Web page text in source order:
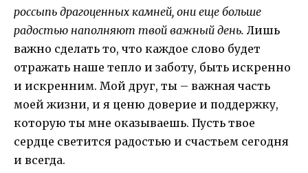
россыпь драгоценных камней, они еще больше
радостью наполняют твой важный день. Лишь
важно сделать то, что каждое слово будет
отражать наше тепло и заботу, быть искренно
и искренним. Мой друг, ты – важная часть
моей жизни, и я ценю доверие и поддержку,
которую ты мне оказываешь. Пусть твое
сердце светится радостью и счастьем сегодня
и всегда.